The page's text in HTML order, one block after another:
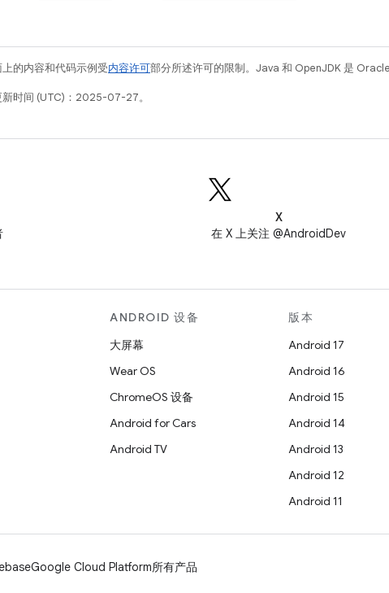
的内容和代码示例受内容许可部分所述许可的限制。Java 和 OpenJDK 是
时间 (UTC)：2025-07-27。
X
在 X 上关注 @AndroidDev
ANDROID 设备
大屏幕
Wear OS
ChromeOS 设备
Android for Cars
Android TV
版本
Android 17
Android 16
Android 15
Android 14
Android 13
Android 12
Android 11
Google Cloud Platform所有产品